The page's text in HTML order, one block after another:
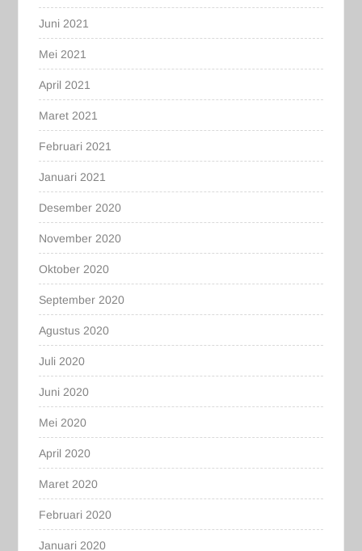
Juni 2021
Mei 2021
April 2021
Maret 2021
Februari 2021
Januari 2021
Desember 2020
November 2020
Oktober 2020
September 2020
Agustus 2020
Juli 2020
Juni 2020
Mei 2020
April 2020
Maret 2020
Februari 2020
Januari 2020